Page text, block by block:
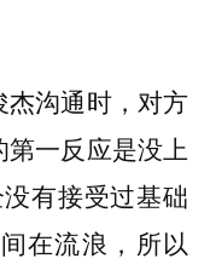
沟通时，对方
一反应是没上
有接受过基础
在流浪，所以